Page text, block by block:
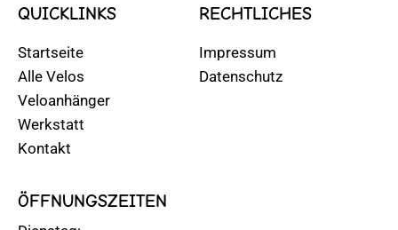
QUICKLINKS
Startseite
Alle Velos
Veloanhänger
Werkstatt
Kontakt
RECHTLICHES
Impressum
Datenschutz
ÖFFNUNGSZEITEN